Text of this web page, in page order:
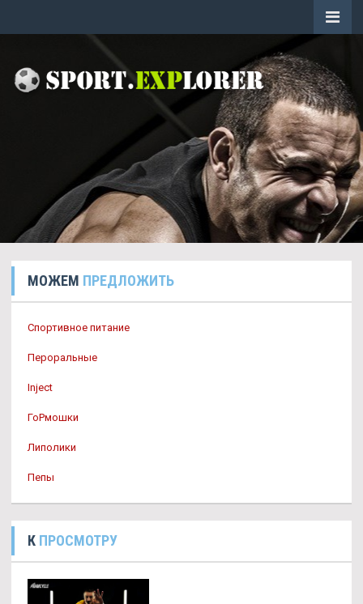
МОЖЕМ ПРЕДЛОЖИТЬ
Спортивное питание
Пероральные
Inject
ГоРмошки
Липолики
Пепы
К ПРОСМОТРУ